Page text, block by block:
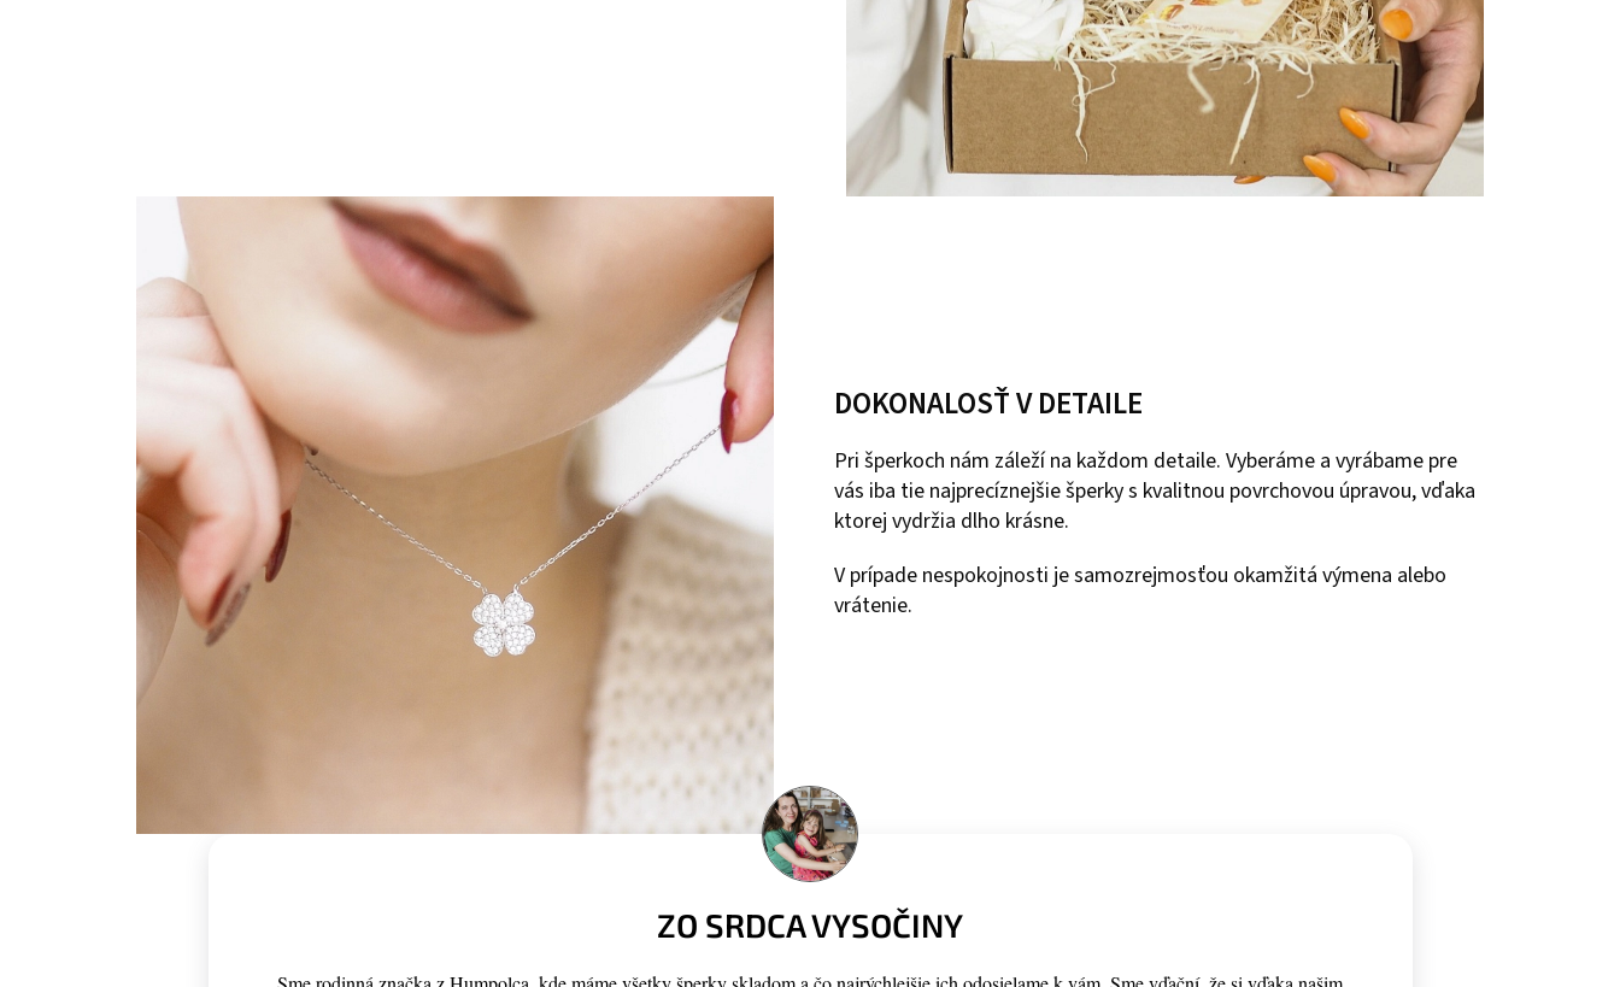
DOKONALOSŤ V DETAILE
Pri šperkoch nám záleží na každom detaile. Vyberáme a vyrábame pre
vás iba tie najprecíznejšie šperky s kvalitnou povrchovou úpravou, vďaka
ktorej vydržia dlho krásne.
V prípade nespokojnosti je samozrejmosťou okamžitá výmena alebo
vrátenie.
ZO SRDCA VYSOČINY